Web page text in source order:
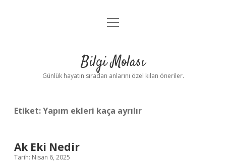
Anasayfa
Yasal Uyarı
menüyü
Bilgi Molası
Günlük hayatın sıradan anlarını özel kılan öneriler.
Etiket:Yapım ekleri kaça ayrılır
Ak Eki Nedir
Tarih: Nisan 6, 2025